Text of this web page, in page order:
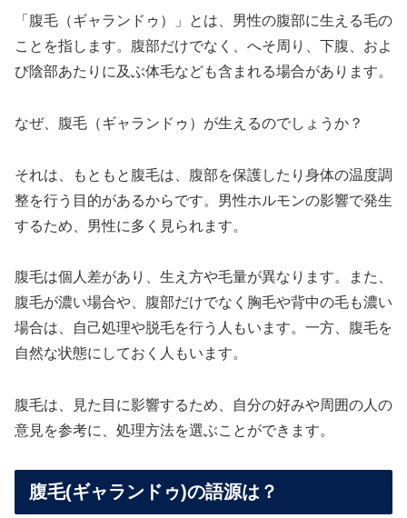
「腹毛（ギャランドゥ）」とは、男性の腹部に生える毛の
ことを指します。腹部だけでなく、へそ周り、下腹、およ
び陰部あたりに及ぶ体毛なども含まれる場合があります。
なぜ、腹毛（ギャランドゥ）が生えるのでしょうか？
それは、もともと腹毛は、腹部を保護したり身体の温度調
整を行う目的があるからです。男性ホルモンの影響で発生
するため、男性に多く見られます。
腹毛は個人差があり、生え方や毛量が異なります。また、
腹毛が濃い場合や、腹部だけでなく胸毛や背中の毛も濃い
場合は、自己処理や脱毛を行う人もいます。一方、腹毛を
自然な状態にしておく人もいます。
腹毛は、見た目に影響するため、自分の好みや周囲の人の
意見を参考に、処理方法を選ぶことができます。
腹毛(ギャランドゥ)の語源は？